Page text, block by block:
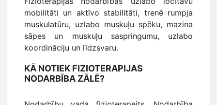
mobilitāti un aktīvo stabilitāti, trenē rumpja
muskulatūru, uzlabo muskuļu spēku, mazina
sāpes un muskuļu saspringumu, uzlabo
koordināciju un līdzsvaru.
KĀ NOTIEK FIZIOTERAPIJAS
NODARBĪBA ZĀLĒ?